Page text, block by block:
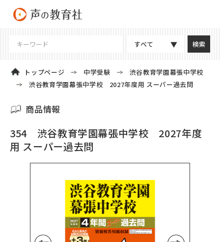
すべて
トップページ 中学受験
渋谷教育学園幕張中学校
渋谷教育学園幕張中学校 2027年度用 スーパー過去問
商品情報
354 渋谷教育学園幕張中学校 2027年度
用 スーパー過去問